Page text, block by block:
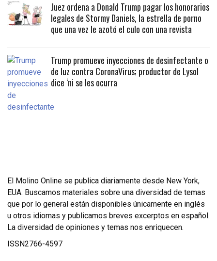
Juez ordena a Donald Trump pagar los honorarios
legales de Stormy Daniels, la estrella de porno
que una vez le azotó el culo con una revista
Trump promueve inyecciones de desinfectante o
de luz contra CoronaVirus; productor de Lysol
dice ‘ni se les ocurra
El Molino Online se publica diariamente desde New York,
EUA. Buscamos materiales sobre una diversidad de temas
que por lo general están disponibles únicamente en inglés
u otros idiomas y publicamos breves excerptos en español.
La diversidad de opiniones y temas nos enriquecen.
ISSN2766-4597